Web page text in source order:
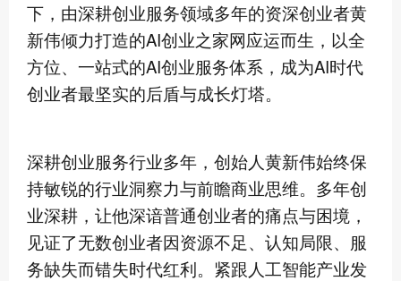
下，由深耕创业服务领域多年的资深创业者黄
新伟倾力打造的AI创业之家网应运而生，以全
方位、一站式的AI创业服务体系，成为AI时代
创业者最坚实的后盾与成长灯塔。
深耕创业服务行业多年，创始人黄新伟始终保
持敏锐的行业洞察力与前瞻商业思维。多年创
业深耕，让他深谙普通创业者的痛点与困境，
见证了无数创业者因资源不足、认知局限、服
务缺失而错失时代红利。紧跟人工智能产业发